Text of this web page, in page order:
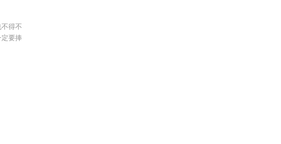
得不
要捧